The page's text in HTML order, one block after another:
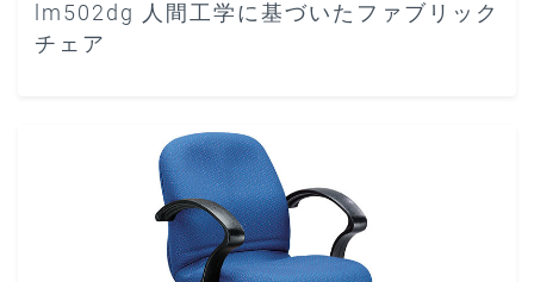
lm502dg 人間工学に基づいたファブリック
チェア